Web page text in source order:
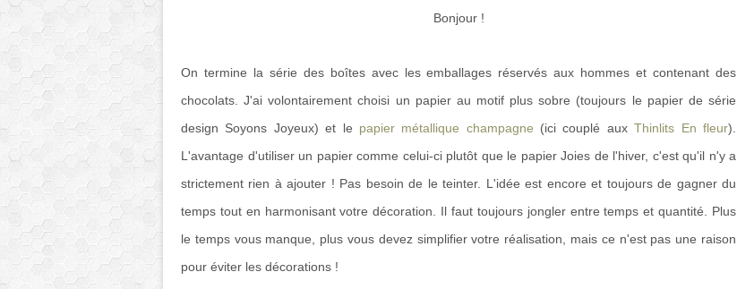
Bonjour !
On termine la série des boîtes avec les emballages réservés aux hommes et contenant des
chocolats. J'ai volontairement choisi un papier au motif plus sobre (toujours le papier de série
design Soyons Joyeux) et le papier métallique champagne (ici couplé auxThinlits En fleur).
L'avantage d'utiliser un papier comme celui-ci plutôt que le papier Joies de l'hiver, c'est qu'il n'y a
strictement rien à ajouter ! Pas besoin de le teinter. L'idée est encore et toujours de gagner du
temps tout en harmonisant votre décoration. Il faut toujours jongler entre temps et quantité. Plus
le temps vous manque, plus vous devez simplifier votre réalisation, mais ce n'est pas une raison
pour éviter les décorations !